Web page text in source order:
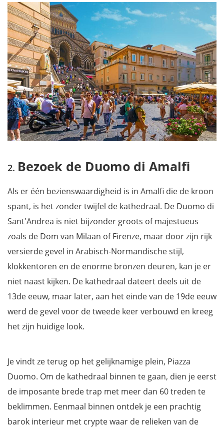
Bezoek de Duomo di Amalfi
Als er één bezienswaardigheid is in Amalfi die de kroon
spant, is het zonder twijfel de kathedraal. De Duomo di
Sant'Andrea is niet bijzonder groots of majestueus
zoals de Dom van Milaan of Firenze, maar door zijn rijk
versierde gevel in Arabisch-Normandische stijl,
klokkentoren en de enorme bronzen deuren, kan je er
niet naast kijken. De kathedraal dateert deels uit de
13de eeuw, maar later, aan het einde van de 19de eeuw
werd de gevel voor de tweede keer verbouwd en kreeg
het zijn huidige look.
Je vindt ze terug op het gelijknamige plein, Piazza
Duomo. Om de kathedraal binnen te gaan, dien je eerst
de imposante brede trap met meer dan 60 treden te
beklimmen. Eenmaal binnen ontdek je een prachtig
barok interieur met crypte waar de relieken van de